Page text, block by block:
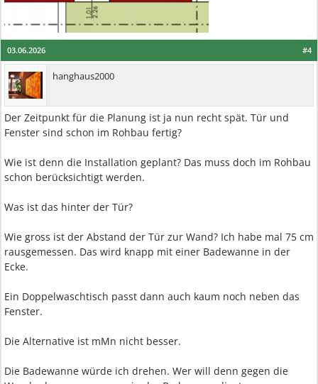
#4
03.06.2026
hanghaus2000
Der Zeitpunkt für die Planung ist ja nun recht spät. Tür und
Fenster sind schon im Rohbau fertig?
Wie ist denn die Installation geplant? Das muss doch im Rohbau
schon berücksichtigt werden.
Was ist das hinter der Tür?
Wie gross ist der Abstand der Tür zur Wand? Ich habe mal 75 cm
rausgemessen. Das wird knapp mit einer Badewanne in der
Ecke.
Ein Doppelwaschtisch passt dann auch kaum noch neben das
Fenster.
Die Alternative ist mMn nicht besser.
Die Badewanne würde ich drehen. Wer will denn gegen die